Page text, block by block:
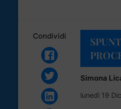
Condividi
Simona
lunedì 19